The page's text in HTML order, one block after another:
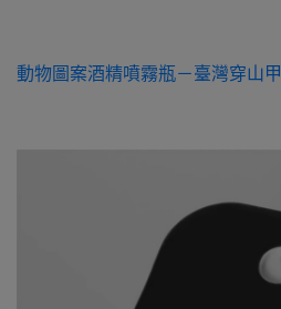
動物圖案酒精噴霧瓶－臺灣穿山甲